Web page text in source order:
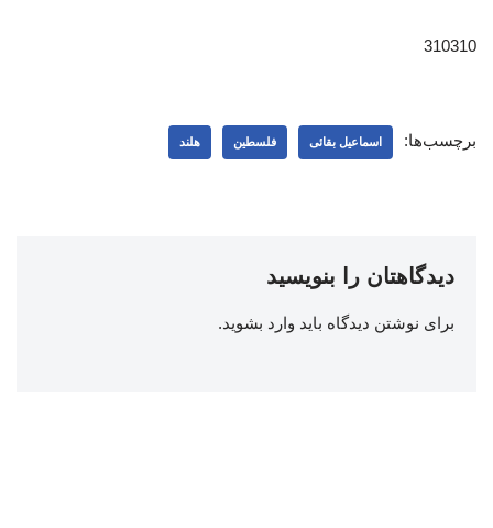
310310
برچسب‌ها: اسماعیل بقائی فلسطین هلند
دیدگاهتان را بنویسید
برای نوشتن دیدگاه باید وارد بشوید.